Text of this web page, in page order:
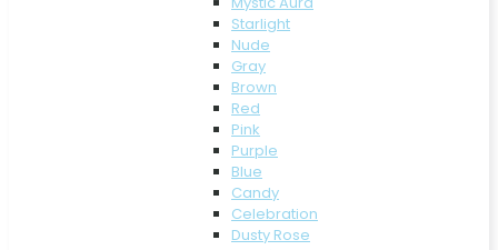
Starlight
Nude
Gray
Brown
Red
Pink
Purple
Blue
Candy
Celebration
Dusty Rose